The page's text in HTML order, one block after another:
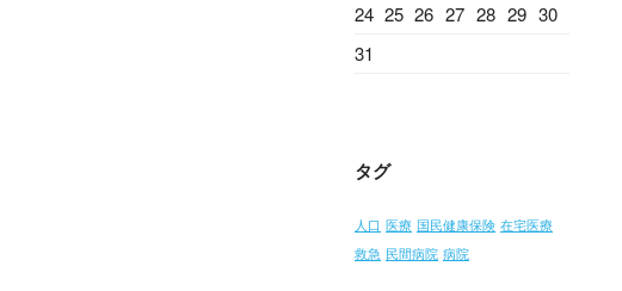
24 25 26 27 28 29 30
31
タグ
人口 医療 国民健康保険 在宅医療
救急 民間病院 病院